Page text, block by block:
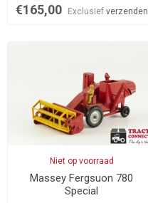
€165,00 Exclusief verzenden
Niet op voorraad
Massey Fergsuon 780
Special